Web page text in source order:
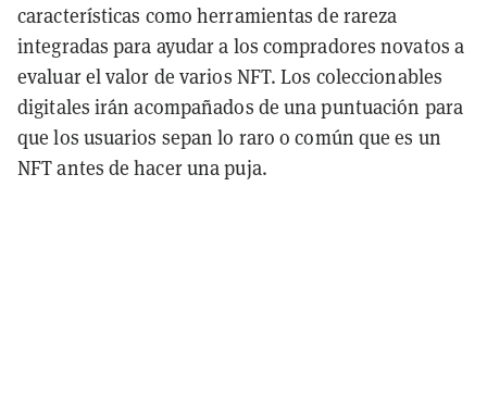
características como herramientas de rareza
integradas para ayudar a los compradores novatos a
evaluar el valor de varios NFT. Los coleccionables
digitales irán acompañados de una puntuación para
que los usuarios sepan lo raro o común que es un
NFT antes de hacer una puja.